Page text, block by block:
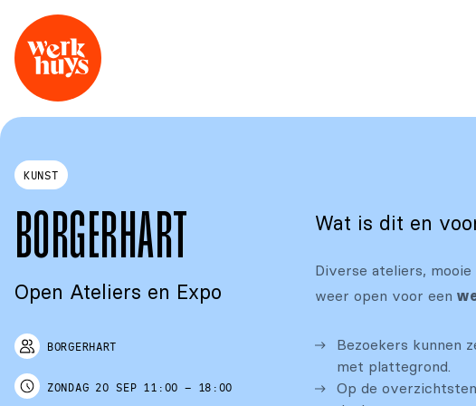
KUNST
BORGERHART
Open Ateliers en Expo
BORGERHART
ZONDAG 20 SEP 11:00 – 18:00
Wat is dit en
Diverse ateliers,
weer open voor een
Bezoekers kunnen
met plattegrond.
Op de